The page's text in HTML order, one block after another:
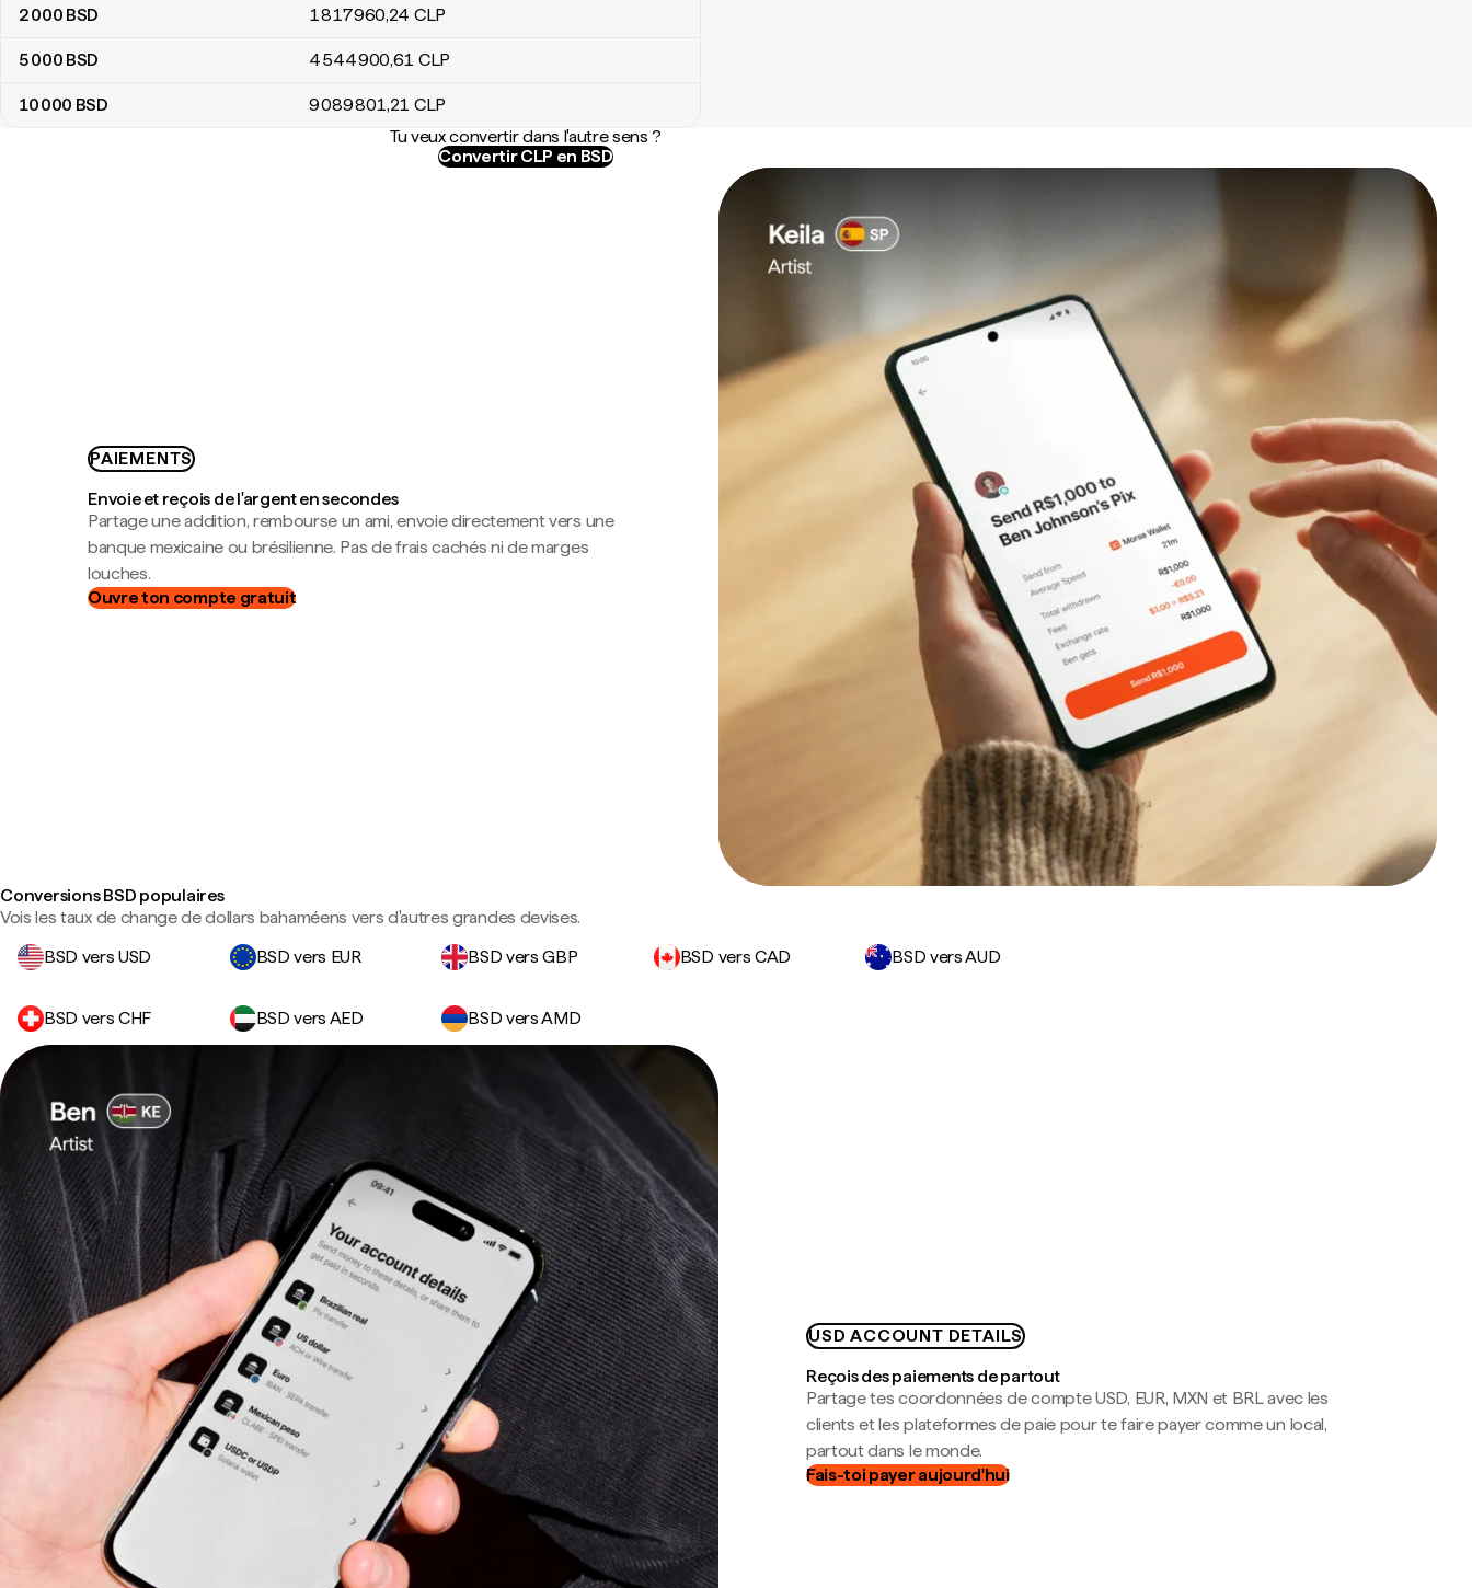
2 000 BSD 1 817 960,24 CLP
5 000 BSD 4 544 900,61 CLP
10 000 BSD 9 089 801,21 CLP
Tu veux convertir dans l'autre sens ?
Convertir CLP en BSD
PAIEMENTS
Envoie et reçois de l'argent en secondes
Partage une addition, rembourse un ami, envoie directement vers une
banque mexicaine ou brésilienne. Pas de frais cachés ni de marges
louches.
Ouvre ton compte gratuit
Conversions BSD populaires
Vois les taux de change de dollars bahaméens vers d'autres grandes devises.
BSD vers USD
BSD vers EUR BSD vers GBP BSD vers CAD BSD vers AUD
BSD vers CHF BSD vers AED BSD vers AMD
USD ACCOUNT DETAILS
Reçois des paiements de partout
Partage tes coordonnées de compte USD, EUR, MXN et BRL avec les
clients et les plateformes de paie pour te faire payer comme un local,
partout dans le monde.
Fais-toi payer aujourd'hui